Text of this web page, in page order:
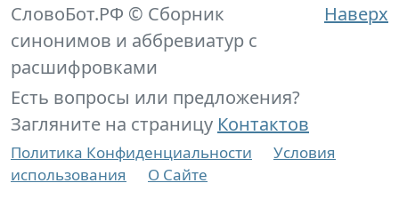
Наверх
СловоБот.РФ © Сборник
синонимов и аббревиатур с
расшифровками
Есть вопросы или предложения?
Загляните на страницу Контактов
Политика Конфиденциальности
Условия
использования
О Сайте